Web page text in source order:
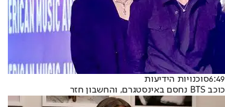
6:49סוכנויות הידיעות
כוכב BTS נחסם באינסטגרם, והחשבון חזר